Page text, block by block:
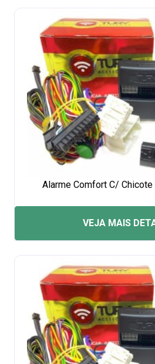
Alarme Comfort C/
VEJA MAIS